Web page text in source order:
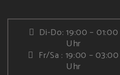
Di-Do: 19:00 – 01:00
Uhr
Fr/Sa : 19:00 – 03:00
Uhr